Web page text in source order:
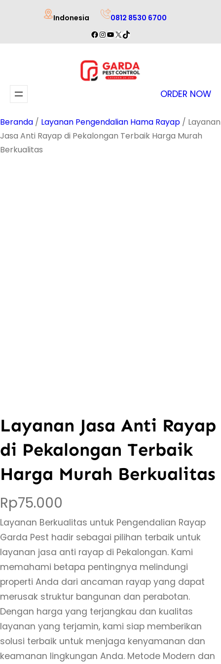
Indonesia 0812 8530 6700
Facebook
Instagram
YouTube
X TikTok
ORDER NOW
Beranda / Layanan Pengendalian Hama Rayap / Layanan
Jasa Anti Rayap di Pekalongan Terbaik Harga Murah
Berkualitas
Layanan Jasa Anti Rayap
di Pekalongan Terbaik
Harga Murah Berkualitas
Rp75.000
Layanan Berkualitas untuk Pengendalian Rayap
Garda Pest hadir sebagai pilihan terbaik untuk
layanan jasa anti rayap di Pekalongan. Kami
memahami betapa pentingnya melindungi
properti Anda dari ancaman rayap yang dapat
merusak struktur bangunan dan perabotan.
Dengan harga yang terjangkau dan kualitas
layanan yang terjamin, kami siap memberikan
solusi terbaik untuk menjaga kenyamanan dan
keamanan lingkungan Anda. Metode Modern dan